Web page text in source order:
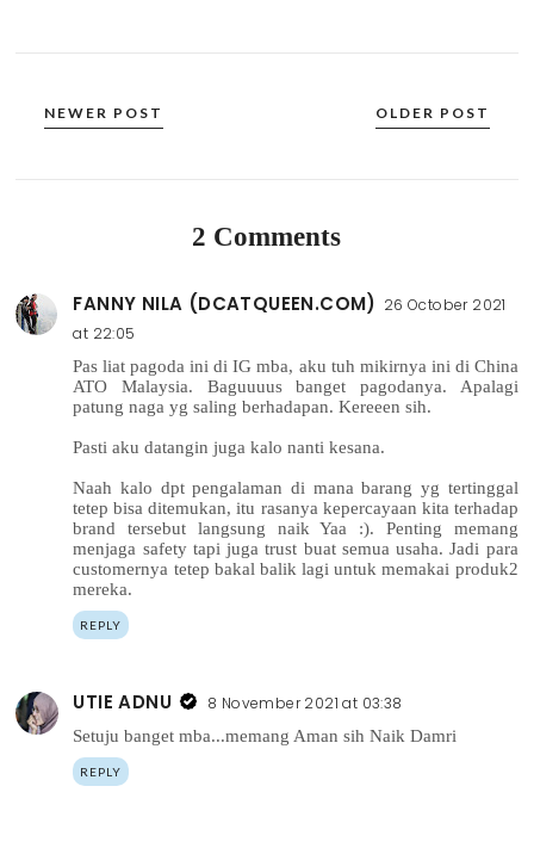
NEWER POST OLDER POST
2 Comments
FANNY NILA (DCATQUEEN.COM) 26 October 2021
at 22:05
Pas liat pagoda ini di IG mba, aku tuh mikirnya ini di China
ATO Malaysia. Baguuuus banget pagodanya. Apalagi
patung naga yg saling berhadapan. Kereeen sih.
Pasti aku datangin juga kalo nanti kesana.
Naah kalo dpt pengalaman di mana barang yg tertinggal
tetep bisa ditemukan, itu rasanya kepercayaan kita terhadap
brand tersebut langsung naik Yaa :). Penting memang
menjaga safety tapi juga trust buat semua usaha. Jadi para
customernya tetep bakal balik lagi untuk memakai produk2
mereka.
REPLY
UTIE ADNU 8 November 2021 at 03:38
Setuju banget mba...memang Aman sih Naik Damri
REPLY